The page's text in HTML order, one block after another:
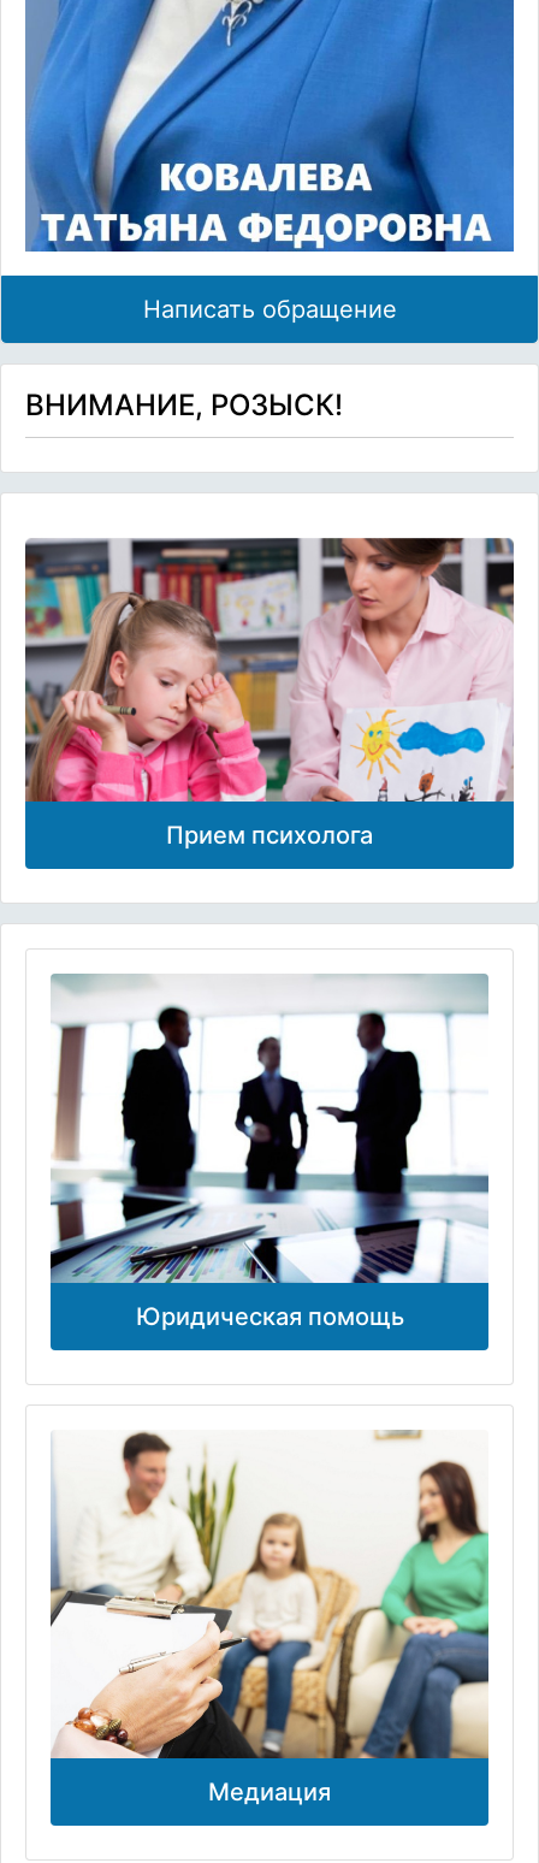
Написать обращение
ВНИМАНИЕ, РОЗЫСК!
Прием психолога
Юридическая помощь
Медиация